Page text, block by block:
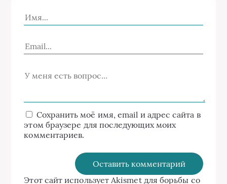
Сохранить моё имя, email и адрес сайта в
этом браузере для последующих моих
комментариев.
Этот сайт использует Akismet для борьбы со